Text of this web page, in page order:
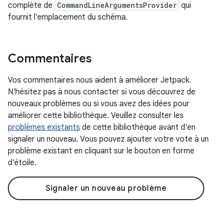
complète de CommandLineArgumentsProvider qui
fournit l'emplacement du schéma.
Commentaires
Vos commentaires nous aident à améliorer Jetpack.
N'hésitez pas à nous contacter si vous découvrez de
nouveaux problèmes ou si vous avez des idées pour
améliorer cette bibliothèque. Veuillez consulter les
problèmes existants de cette bibliothèque avant d'en
signaler un nouveau. Vous pouvez ajouter votre vote à un
problème existant en cliquant sur le bouton en forme
d'étoile.
Signaler un nouveau problème